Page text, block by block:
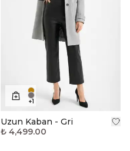
+1
Uzun Kaban - Gri
₺ 4,499.00